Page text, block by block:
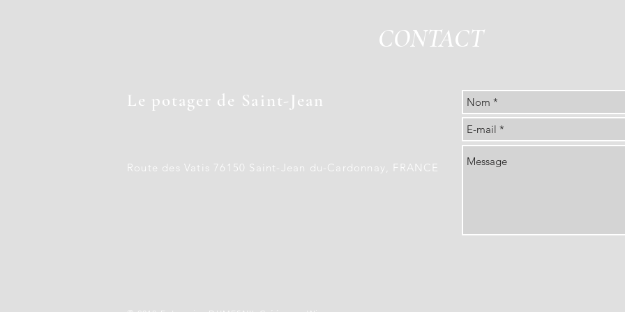
CONTACT
Le potager de Saint-Jean
Route des Vatis 76150 Saint-Jean du-Cardonnay, FRANCE